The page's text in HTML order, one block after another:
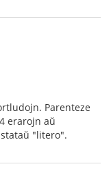
Parenteze
erarojn aŭ
"litero".